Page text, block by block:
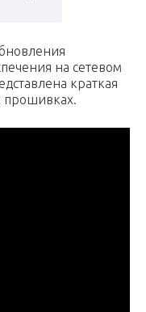
на сетевом
краткая
прошивках.